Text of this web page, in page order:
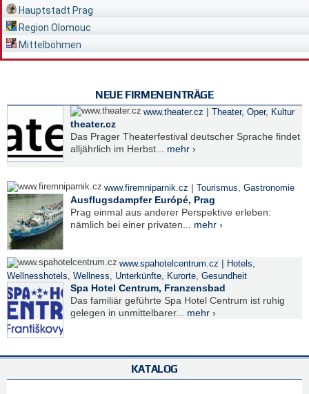
Hauptstadt Prag
Region Olomouc
Mittelböhmen
NEUE FIRMENEINTRÄGE
www.theater.cz | Theater, Oper, Kultur
theater.cz
Das Prager Theaterfestival deutscher Sprache findet
alljährlich im Herbst... mehr ›
www.firemniparnik.cz | Tourismus Gastronomie
Ausflugsdampfer Európé, Prag
Prag einmal aus anderer Perspektive erleben:
nämlich bei einer privaten... mehr ›
www.spahotelcentrum.cz | Hotels
Wellnesshotels
Wellness Unterkünfte Kurorte Gesundheit
Spa Hotel Centrum, Franzensbad
Das familiär geführte Spa Hotel Centrum ist ruhig
gelegen in unmittelbarer... mehr ›
KATALOG